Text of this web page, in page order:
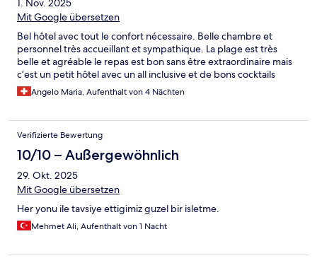
1. Nov. 2025
Mit Google übersetzen
Bel hôtel avec tout le confort nécessaire. Belle chambre et
personnel très accueillant et sympathique. La plage est très
belle et agréable le repas est bon sans être extraordinaire mais
c’est un petit hôtel avec un all inclusive et de bons cocktails
Angelo Maria, Aufenthalt von 4 Nächten
Verifizierte Bewertung
10/10 – Außergewöhnlich
29. Okt. 2025
Mit Google übersetzen
Her yonu ile tavsiye ettigimiz guzel bir isletme.
Mehmet Ali, Aufenthalt von 1 Nacht